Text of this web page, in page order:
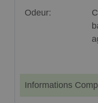
Odeur:
Informations